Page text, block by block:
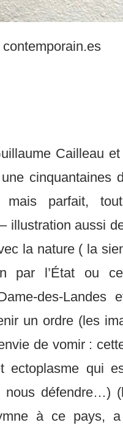
Cailleau
cinquantaines
mais parfait,
illustration aussi
la nature ( la
par l’État ou
des-
un ordre (les
de vomir :
ectoplasme qui
nous défendre…)
à ce pays,